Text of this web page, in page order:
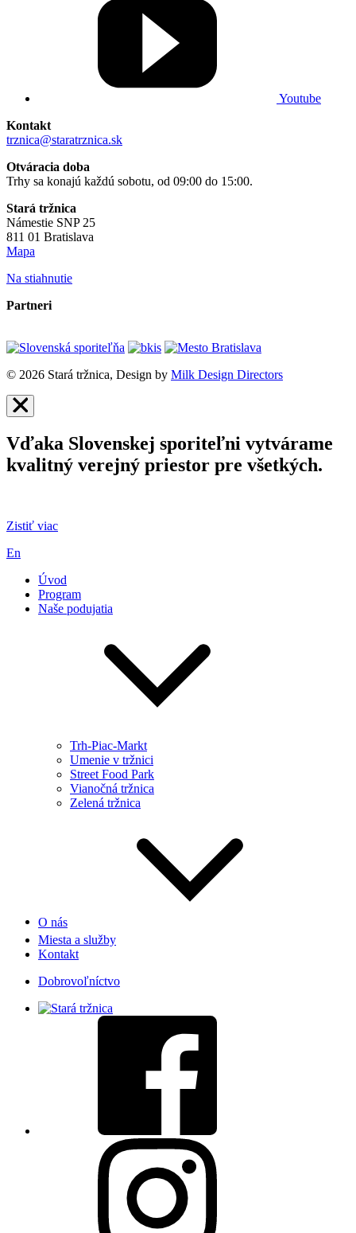
Youtube
Kontakt
trznica@staratrznica.sk
Otváracia doba
Trhy sa konajú každú sobotu, od 09:00 do 15:00.
Stará tržnica
Námestie SNP 25
811 01 Bratislava
Mapa
Na stiahnutie
Partneri
© 2026 Stará tržnica, Design by Milk Design Directors
Vďaka Slovenskej sporiteľni vytvárame
kvalitný verejný priestor pre všetkých.
Zistiť viac
En
Úvod
Program
Naše podujatia
Trh-Piac-Markt
Umenie v tržnici
Street Food Park
Vianočná tržnica
Zelená tržnica
O nás
Miesta a služby
Kontakt
Dobrovoľníctvo